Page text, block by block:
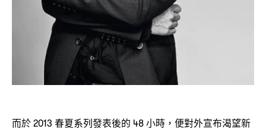
而於2013 春夏系列發表後的 48小時 ， 便對外宣布渴望新